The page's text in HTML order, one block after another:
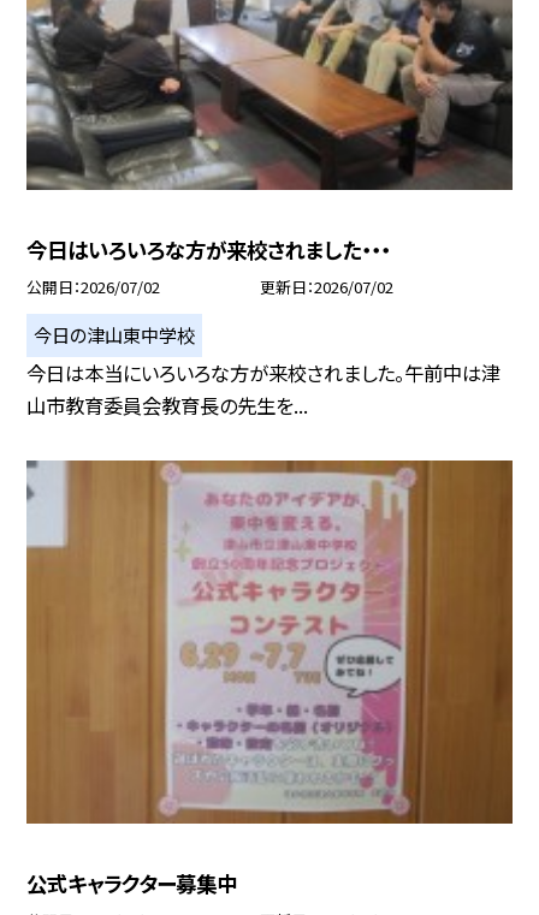
今日はいろいろな方が来校されました・・・
公開日 2026/07/02 更新日 2026/07/02
今日の津山東中学校
今日は本当にいろいろな方が来校されました。午前中は津
山市教育委員会教育長の先生を...
公式キャラクター募集中